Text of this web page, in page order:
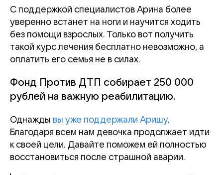
С поддержкой специалистов Арина более
уверенно встанет на ноги и научится ходить
без помощи взрослых. Только вот получить
такой курс лечения бесплатно невозможно, а
оплатить его семья не в силах.
Фонд Против ДТП собирает 250 000
рублей на важную реабилитацию.
Однажды вы уже поддержали Аришу.
Благодаря всем нам девочка продолжает идти
к своей цели. Давайте поможем ей полностью
восстановиться после страшной аварии.